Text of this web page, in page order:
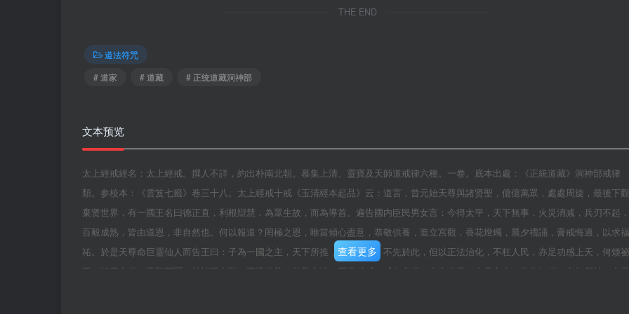
THE END
道法符咒
# 道家
# 道藏 # 正统道藏洞神部
文本预览
太上經戒經名：太上經戒。撰人不詳，約出朴南北朝。慕集上清、靈寶及天師道戒律六種。一卷。底本出處：《正統道藏》洞神部戒律
類。参校本：《雲笈七籤》卷三十八。太上經戒十戒《玉清經本起品》云：道言，昔元始天尊與諸贤聖，億億萬眾，處處周旋，最後下觀
棄贤世界，有一國王名曰德正直，利根辯慧，為眾生故，而為導首。遍告國内臣民男女言：今得太平，天下無事，火災消减，兵刃不起，
百毅成熟，皆由道恩，非自然也。何以報道？罔極之恩，唯當傾心盡意，恭敬供養，造立宫觀，香花燈燭，晨夕禮誦，膏戒悔過，以求福
祐。於是天尊命巨靈仙人而告王曰：子為一國之主，天下所推，凡間之赏，不先於此，但以正法治化，不枉人民，亦足功感上天，何烦祕
要？祕要之道，卒難可聞，然祕要之階，不過慈善，慈善之法，不递科戒。戒有多種，人亦多品。上品之人，身先無犯，亦無所持。中品
查看更多